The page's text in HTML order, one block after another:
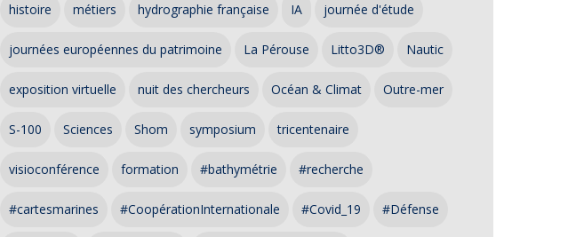
histoire métiers hydrographie française IA journée d'étude
journées européennes du patrimoine La Pérouse Litto3D® Nautic
exposition virtuelle nuit des chercheurs Océan & Climat Outre-mer
S-100 Sciences Shom symposium tricentenaire
visioconférence formation #bathymétrie #recherche
#cartesmarines #CoopérationInternationale #Covid_19 #Défense